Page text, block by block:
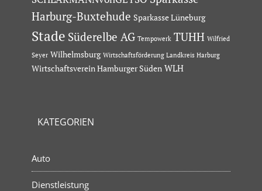
Harburg-Buxtehude Sparkasse Lüneburg
Stade Süderelbe AG Tempowerk TUHH Wilfried
Seyer Wilhelmsburg Wirtschaftsförderung Landkreis Harburg
Wirtschaftsverein Hamburger Süden WLH
KATEGORIEN
Auto
Dienstleistung